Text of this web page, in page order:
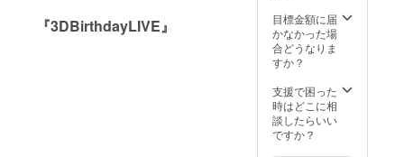
『3DBirthdayLIVE』
ル:ディスコ―ド
・B3 ポスターサ
イン入り ・アク
リルブロック
240g クリアタ
イプ ・Twitchの
VIP6ヶ月間(適応
期間7月1日～1
目標金額に届
かなかった場
合どうなりま
すか？
支援で困った
時はどこに相
談したらいい
ですか？